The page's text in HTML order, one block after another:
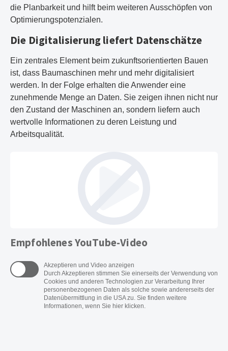
die Planbarkeit und hilft beim weiteren Ausschöpfen von
Optimierungspotenzialen.
Die Digitalisierung liefert Datenschätze
Ein zentrales Element beim zukunftsorientierten Bauen
ist, dass Baumaschinen mehr und mehr digitalisiert
werden. In der Folge erhalten die Anwender eine
zunehmende Menge an Daten. Sie zeigen ihnen nicht nur
den Zustand der Maschinen an, sondern liefern auch
wertvolle Informationen zu deren Leistung und
Arbeitsqualität.
Empfohlenes YouTube-Video
Akzeptieren und Video anzeigen
Durch Akzeptieren stimmen Sie einerseits der Verwendung von
Cookies und anderen Technologien zur Verarbeitung Ihrer
personenbezogenen Daten als solche sowie andererseits der
Datenübermittlung in die USA zu. Sie finden weitere
Informationen, wenn Sie hier klicken.